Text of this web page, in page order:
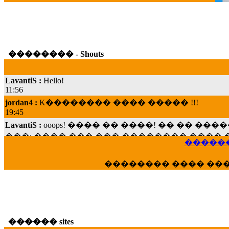
�������� - Shouts
11:56
jordan4 :K�������� ���� ����� !!!
19:45
LavantiS :ooops! ���� �� ����! �� ��
���; ���� ��� ��� �������� ����
15:07
veronica :E���� 2012 ��� ����� ���
�������� ����
������ sites